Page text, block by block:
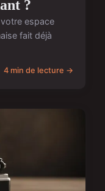
?
espace
fait déjà
4 min de lecture →